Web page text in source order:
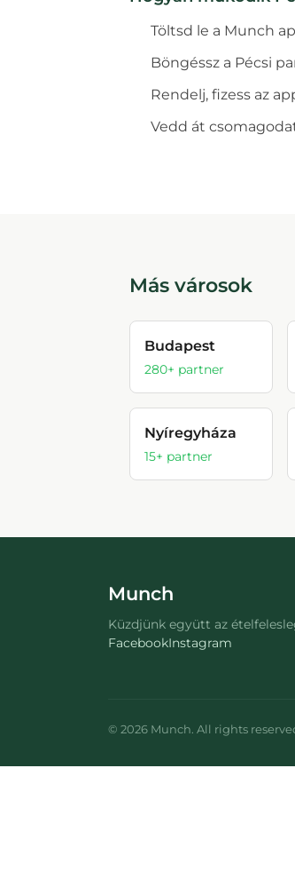
Töltsd le a Munch
Böngéssz a Pécsi
Rendelj, fizess az
Vedd át
Más városok
Budapest
280+ partner
Nyíregyháza
15+ partner
Munch
Küzdjünk együtt az
FacebookInstagram
© 2026 Munch. All rights